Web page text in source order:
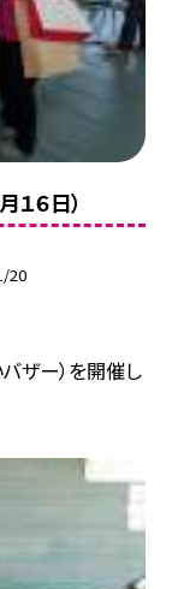
１６日）
20
バザー）を開催し